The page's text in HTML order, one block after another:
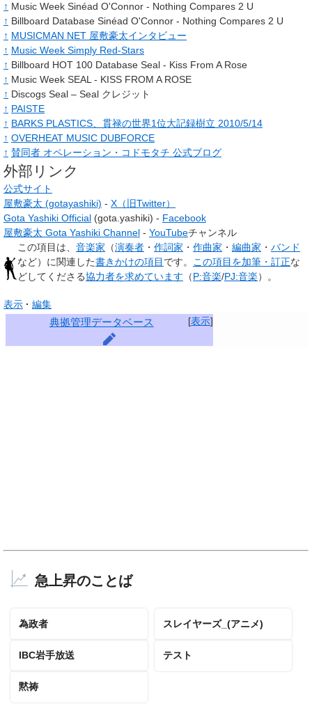
↑ Music Week Sinéad O'Connor - Nothing Compares 2 U
↑ Billboard Database Sinéad O'Connor - Nothing Compares 2 U
↑ MUSICMAN NET 屋敷豪太インタビュー
↑ Music Week Simply Red-Stars
↑ Billboard HOT 100 Database Seal - Kiss From A Rose
↑ Music Week SEAL - KISS FROM A ROSE
↑ Discogs Seal – Seal クレジット
↑ PAISTE
↑ BARKS PLASTICS、貫禄の世界1位大記録樹立 2010/5/14
↑ OVERHEAT MUSIC DUBFORCE
↑ 賛同者 オペレーション・コドモタチ 公式ブログ
外部リンク
公式サイト
屋敷豪太 (gotayashiki) - X（旧Twitter）
Gota Yashiki Official (gota.yashiki) - Facebook
屋敷豪太 Gota Yashiki Channel - YouTubeチャンネル
この項目は、 音楽家 （演奏者 ・ 作詞家 ・ 作曲家 ・ 編曲家 ・ バンド
など）に関連した書きかけの項目 です。 この項目を加筆・訂正な
どしてくださる協力者を求めています （P:音楽/PJ:音楽）。
表示
編集
[表示]
典拠管理データベース
急上昇のことば
為政者 スレイヤーズ_(アニメ)
IBC岩手放送 テスト
黙祷